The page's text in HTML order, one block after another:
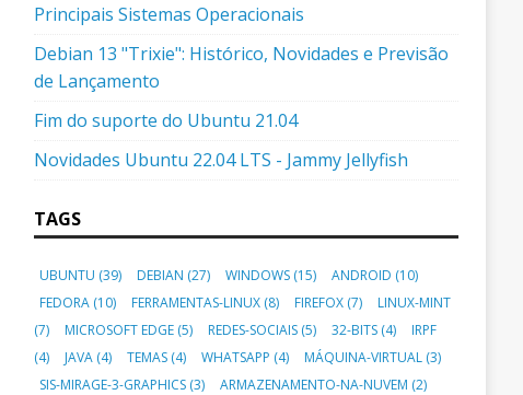
Principais Sistemas Operacionais
Debian 13 "Trixie": Histórico, Novidades e Previsão
de Lançamento
Fim do suporte do Ubuntu 21.04
Novidades Ubuntu 22.04 LTS - Jammy Jellyfish
TAGS
UBUNTU (39) DEBIAN (27) WINDOWS (15) ANDROID (10)
FEDORA (10) FERRAMENTAS-LINUX (8) FIREFOX (7)
LINUX-MINT
(7)
MICROSOFT EDGE (5) REDES-SOCIAIS (5) 32-BITS (4)
IRPF
(4)
JAVA (4) TEMAS (4) WHATSAPP (4) MÁQUINA-VIRTUAL (3)
SIS-MIRAGE-3-GRAPHICS (3) ARMAZENAMENTO-NA-NUVEM (2)